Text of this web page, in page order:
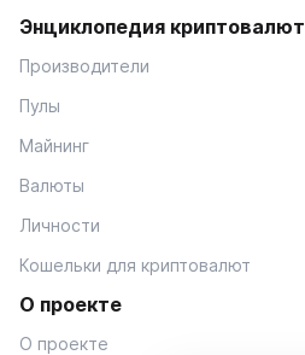
Энциклопедия криптовалют
Производители
Пулы
Майнинг
Валюты
Личности
Кошельки для криптовалют
О проекте
О проекте